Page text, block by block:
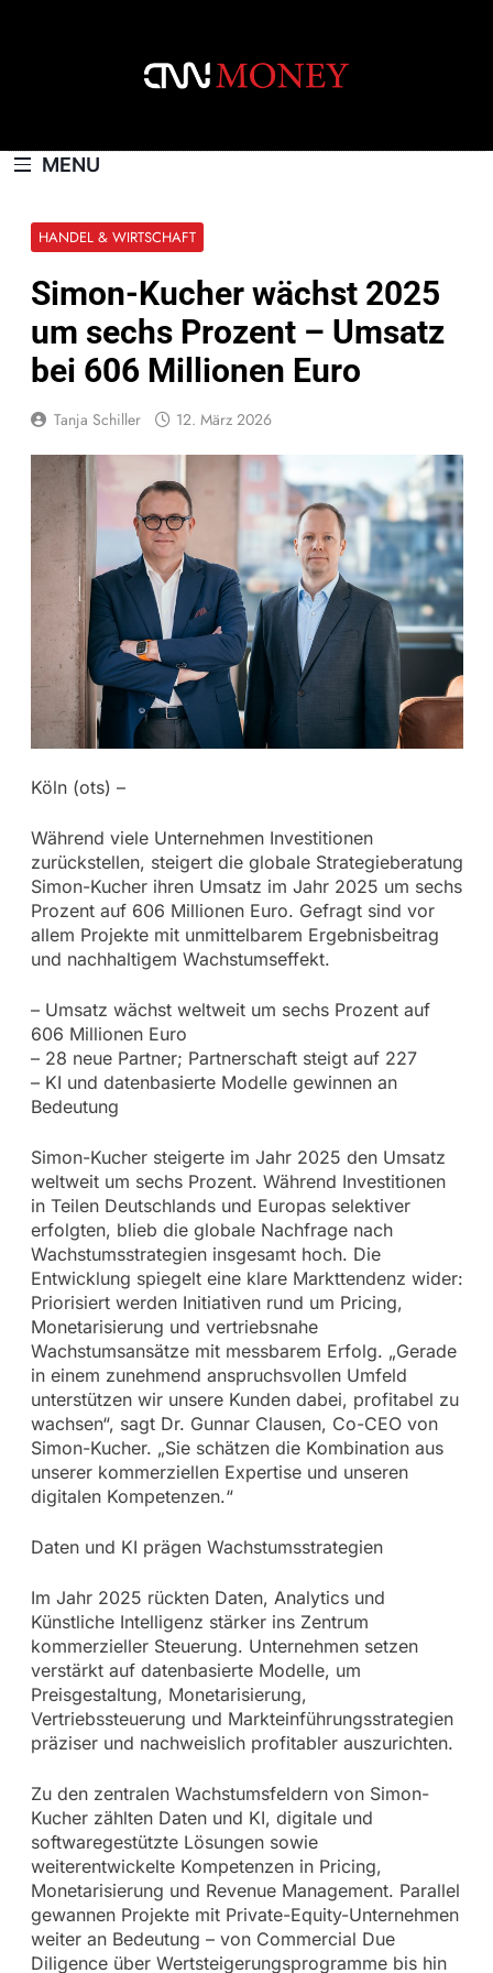
MENU
HANDEL & WIRTSCHAFT
Simon-Kucher wächst 2025
um sechs Prozent – Umsatz
bei 606 Millionen Euro
Tanja Schiller 12. März 2026
Köln (ots) –
Während viele Unternehmen Investitionen
zurückstellen, steigert die globale Strategieberatung
Simon-Kucher ihren Umsatz im Jahr 2025 um sechs
Prozent auf 606 Millionen Euro. Gefragt sind vor
allem Projekte mit unmittelbarem Ergebnisbeitrag
und nachhaltigem Wachstumseffekt.
– Umsatz wächst weltweit um sechs Prozent auf
606 Millionen Euro
– 28 neue Partner; Partnerschaft steigt auf 227
– KI und datenbasierte Modelle gewinnen an
Bedeutung
Simon-Kucher steigerte im Jahr 2025 den Umsatz
weltweit um sechs Prozent. Während Investitionen
in Teilen Deutschlands und Europas selektiver
erfolgten, blieb die globale Nachfrage nach
Wachstumsstrategien insgesamt hoch. Die
Entwicklung spiegelt eine klare Markttendenz wider:
Priorisiert werden Initiativen rund um Pricing,
Monetarisierung und vertriebsnahe
Wachstumsansätze mit messbarem Erfolg. „Gerade
in einem zunehmend anspruchsvollen Umfeld
unterstützen wir unsere Kunden dabei, profitabel zu
wachsen“, sagt Dr. Gunnar Clausen, Co-CEO von
Simon-Kucher. „Sie schätzen die Kombination aus
unserer kommerziellen Expertise und unseren
digitalen Kompetenzen.“
Daten und KI prägen Wachstumsstrategien
Im Jahr 2025 rückten Daten, Analytics und
Künstliche Intelligenz stärker ins Zentrum
kommerzieller Steuerung. Unternehmen setzen
verstärkt auf datenbasierte Modelle, um
Preisgestaltung, Monetarisierung,
Vertriebssteuerung und Markteinführungsstrategien
präziser und nachweislich profitabler auszurichten.
Zu den zentralen Wachstumsfeldern von Simon-
Kucher zählten Daten und KI, digitale und
softwaregestützte Lösungen sowie
weiterentwickelte Kompetenzen in Pricing,
Monetarisierung und Revenue Management. Parallel
gewannen Projekte mit Private-Equity-Unternehmen
weiter an Bedeutung – von Commercial Due
Diligence über Wertsteigerungsprogramme bis hin